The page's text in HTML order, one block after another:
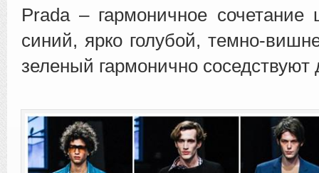
Prada – гармоничное сочетание
синий, ярко голубой, темно-
зеленый гармонично соседствуют